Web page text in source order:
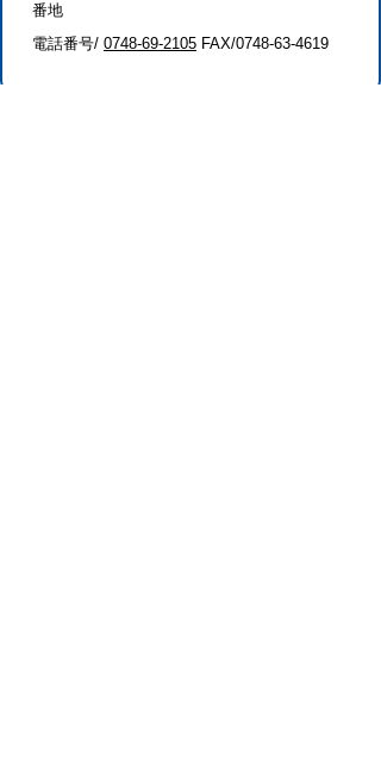
番地
電話番号/ 0748-69-2105 FAX/0748-63-4619